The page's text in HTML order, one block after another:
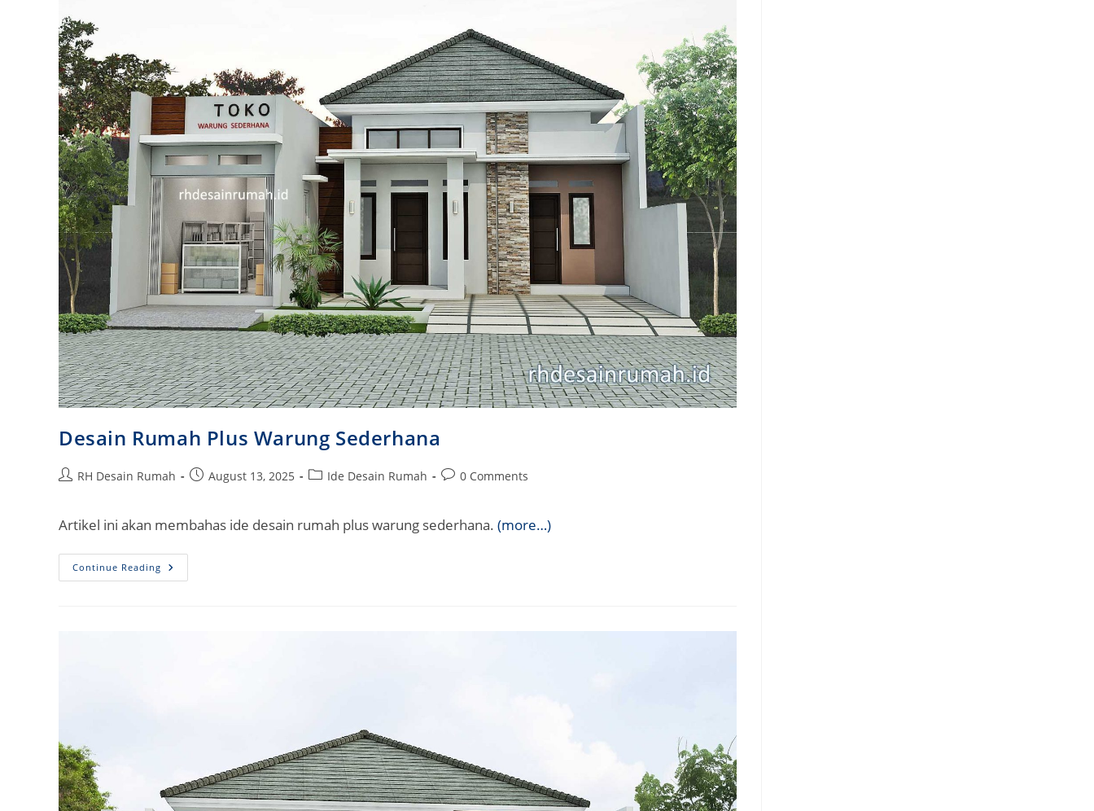
Desain Rumah Plus Warung Sederhana
PostRH Desain Rumah
PostAugust 13, 2025
PostIde Desain Rumah
Post0 Comments
Artikel ini akan membahas ide desain rumah plus warung sederhana. (more…)
Continue Reading Desain
Rumah